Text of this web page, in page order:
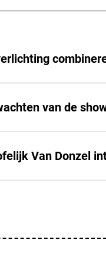
van de
Van Donzel